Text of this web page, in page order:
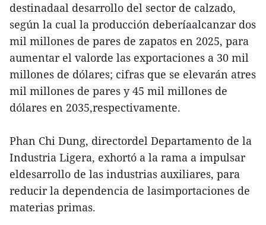
destinadaal desarrollo del sector de calzado,
según la cual la producción deberíaalcanzar dos
mil millones de pares de zapatos en 2025, para
aumentar el valorde las exportaciones a 30 mil
millones de dólares; cifras que se elevarán atres
mil millones de pares y 45 mil millones de
dólares en 2035,respectivamente.
Phan Chi Dung, directordel Departamento de la
Industria Ligera, exhortó a la rama a impulsar
eldesarrollo de las industrias auxiliares, para
reducir la dependencia de lasimportaciones de
materias primas.